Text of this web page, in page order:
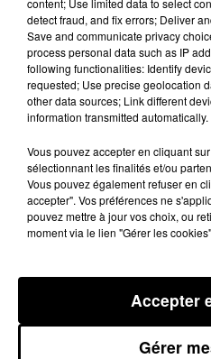
Lecture (4 min 12
100%
100% Radio les infos du
12 janvier 2024 - 4 min 12 sec
LES INFOS DU
16H59
Podcast infos du
content; Use limited data to select
detect fraud, and fix errors; Deliver
Save and communicate privacy
process personal data such as IP
following functionalities: Identify
requested; Use precise geolocation
other data sources; Link different
information transmitted automatically.
Vous pouvez accepter en cliquant
sélectionnant les finalités et/ou
Vous pouvez également refuser en
accepter". Vos préférences ne
pouvez mettre à jour vos choix, ou
moment via le lien "Gérer les
Gérer
Accepter